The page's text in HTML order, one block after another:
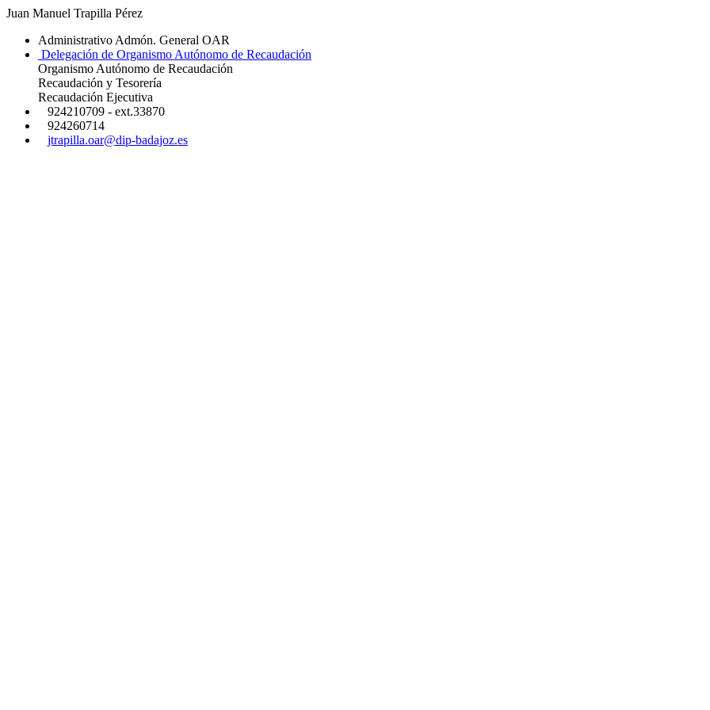
Juan Manuel Trapilla Pérez
Administrativo Admón. General OAR
Delegación de Organismo Autónomo de Recaudación
Organismo Autónomo de Recaudación
Recaudación y Tesorería
Recaudación Ejecutiva
924210709 - ext.33870
924260714
jtrapilla.oar@dip-badajoz.es